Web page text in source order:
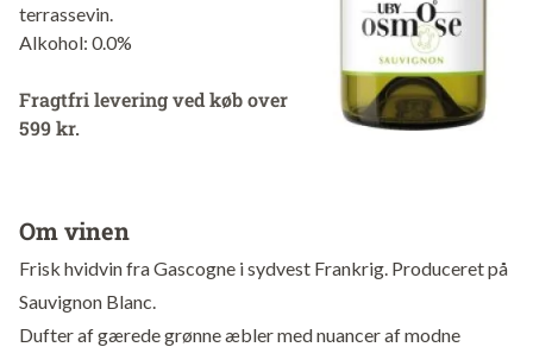
terrassevin.
Alkohol: 0.0%
Fragtfri levering ved køb over
599 kr.
Om vinen
Frisk hvidvin fra Gascogne i sydvest Frankrig. Produceret på
Sauvignon Blanc.
Dufter af gærede grønne æbler med nuancer af modne